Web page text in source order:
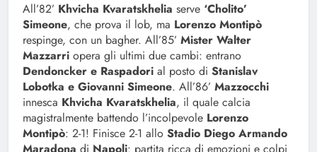
All’82’ Khvicha Kvaratskhelia serve ‘Cholito’
Simeone, che prova il lob, ma Lorenzo Montipò
respinge, con un bagher. All’85’ Mister Walter
Mazzarri opera gli ultimi due cambi: entrano
Dendoncker e Raspadori al posto di Stanislav
Lobotka e Giovanni Simeone. All’86’ Mazzocchi
innesca Khvicha Kvaratskhelia, il quale calcia
magistralmente battendo l’incolpevole Lorenzo
Montipò: 2-1! Finisce 2-1 allo Stadio Diego Armando